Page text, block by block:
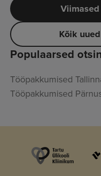
Kõik
Populaarsed
Tööpakkumised
Tööpakkumised